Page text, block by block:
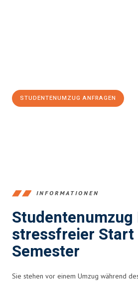
STUDENTENUMZUG ANFRAGEN
INFORMATIONEN
Studentenumzug
stressfreier Start
Semester
Sie stehen vor einem Umzug während